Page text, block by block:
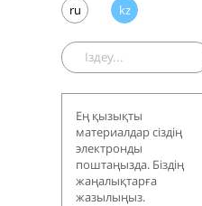
ru kz
Ең қызықты
материалдар сіздің
электронды
поштаңызда. Біздің
жаңалықтарға
жазылыңыз.